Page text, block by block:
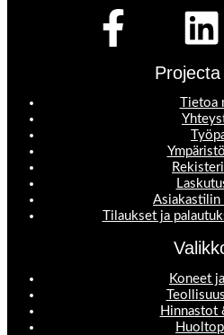
Tietoa
Asiakastilin
Tilaukset ja
Koneet
Hinnastot